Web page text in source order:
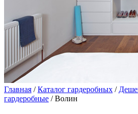
Главная /Каталог гардеробных /
гардеробные / Волин